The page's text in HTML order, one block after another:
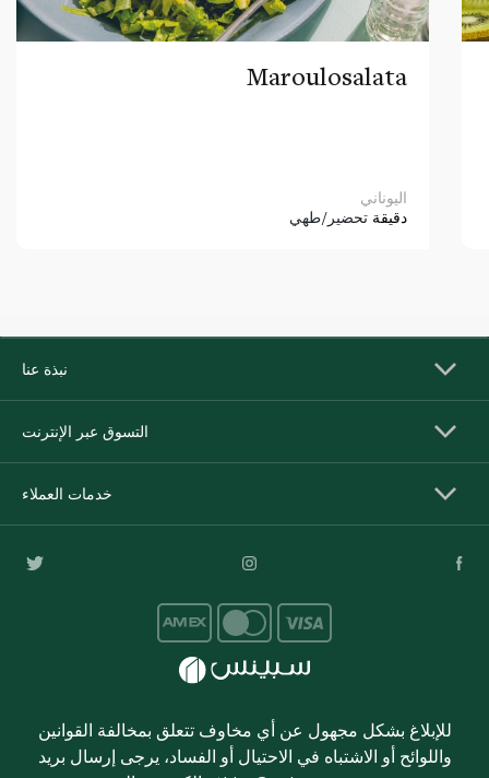
Maroulosalata
اليوناني
دقيقة تحضير/طهي
نبذة عنا
التسوق عبر الإنترنت
خدمات العملاء
للإبلاغ بشكل مجهول عن أي مخاوف تتعلق بمخالفة القوانين
واللوائح أو الاشتباه في الاحتيال أو الفساد، يرجى إرسال بريد